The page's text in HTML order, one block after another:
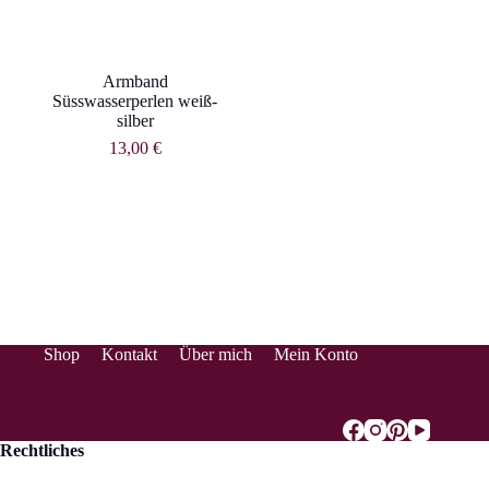
Armband
Süsswasserperlen weiß-
silber
13,00 €
Shop Kontakt Über mich Mein Konto
Rechtliches